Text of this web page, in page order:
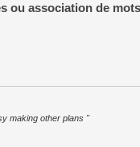
ou association de mots
making other plans "